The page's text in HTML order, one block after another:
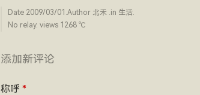
Date 2009/03/01 .Author 北禾 .in 生活.
No relay. views 1268 ­℃
添加新评论
称呼 *